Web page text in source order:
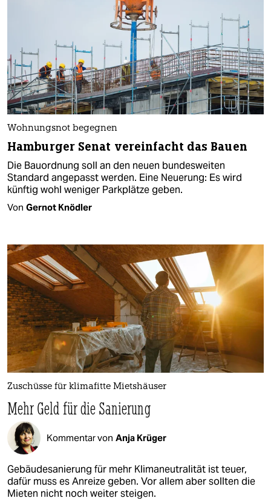
Wohnungsnot begegnen
Hamburger Senat vereinfacht das Bauen
Die Bauordnung soll an den neuen bundesweiten
Standard angepasst werden. Eine Neuerung: Es wird
künftig wohl weniger Parkplätze geben.
Von Gernot Knödler
Zuschüsse für klimafitte Mietshäuser
Mehr Geld für die Sanierung
Kommentar von Anja Krüger
Gebäudesanierung für mehr Klimaneutralität ist teuer,
dafür muss es Anreize geben. Vor allem aber sollten die
Mieten nicht noch weiter steigen.